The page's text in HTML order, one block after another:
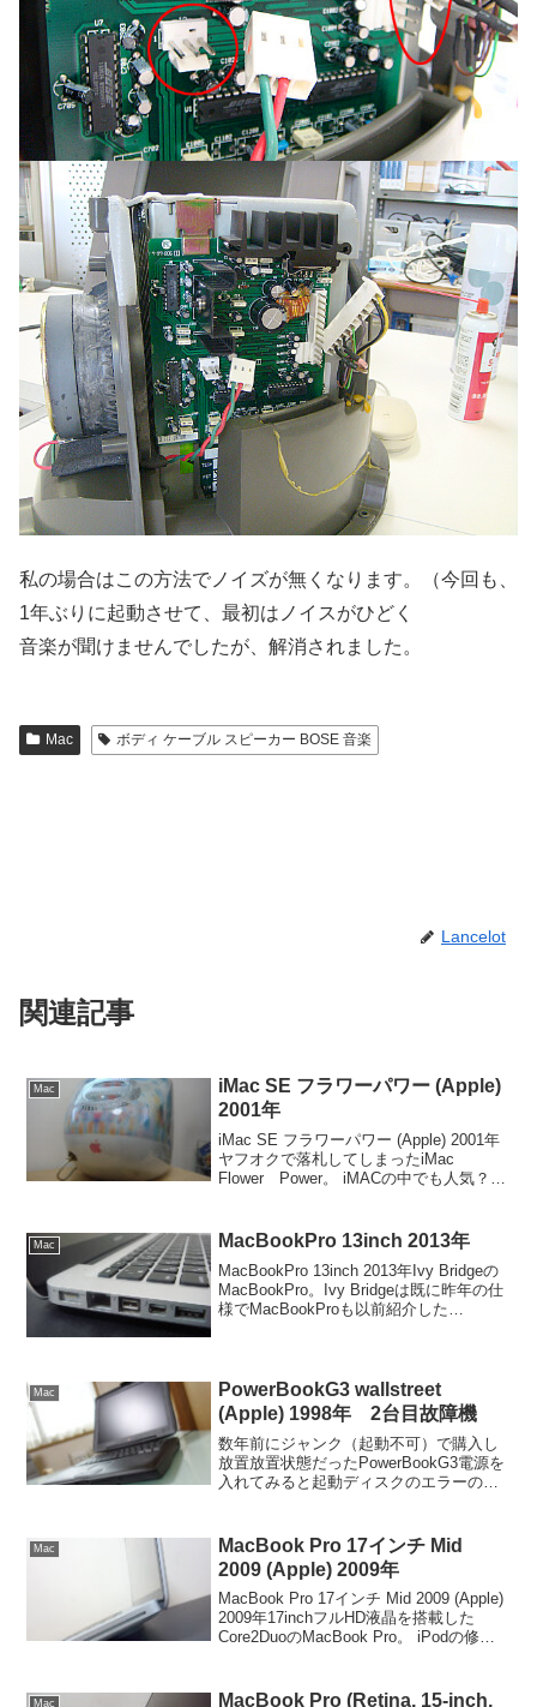
私の場合はこの方法でノイズが無くなります。（今回も、
1年ぶりに起動させて、最初はノイスがひどく
音楽が聞けませんでしたが、解消されました。
Mac ボディ ケーブル スピーカー BOSE 音楽
Lancelot
関連記事
Mac
iMac SE フラワーパワー (Apple)
2001年
iMac SE フラワーパワー (Apple) 2001年
ヤフオクで落札してしまったiMac
Flower Power。 iMACの中でも人気？な
シン。丁重な包...
Mac MacBookPro 13inch 2013年
MacBookPro 13inch 2013年Ivy Bridgeの
MacBookPro。Ivy Bridgeは既に昨年の仕
様でMacBookProも以前紹介した
Mac
PowerBookG3 wallstreet
(Apple) 1998年 2台目故障機
数年前にジャンク（起動不可）で購入し
放置放置状態だったPowerBookG3電源を
入れてみると起動ディスクのエラーの
に見受けられます。IDEの2.5インチ...
Mac
MacBook Pro 17インチ Mid
2009 (Apple) 2009年
MacBook Pro 17インチ Mid 2009 (Apple)
2009年17inchフルHD液晶を搭載した
Core2DuoのMacBook Pro。 iPodの修理
Mac MacBook Pro (Retina, 15-inch,